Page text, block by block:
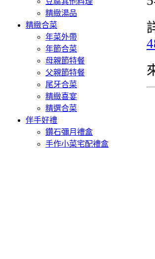
精緻湯品
精緻合菜
年菜外帶
年節合菜
母親節特餐
父親節特餐
尾牙合菜
精緻喜宴
精選合菜
伴手好禮
鑽石彌月禮盒
手作小菜宅配禮盒